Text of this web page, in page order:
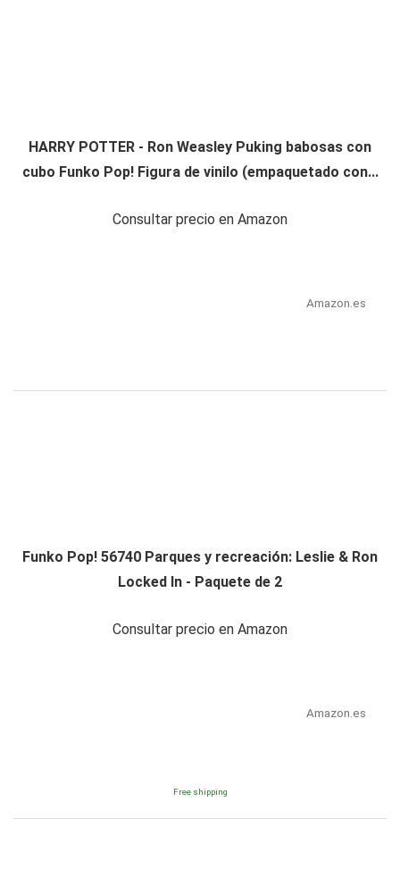
HARRY POTTER - Ron Weasley Puking babosas con
cubo Funko Pop! Figura de vinilo (empaquetado con...
Consultar precio en Amazon
Amazon.es
Funko Pop! 56740 Parques y recreación: Leslie & Ron
Locked In - Paquete de 2
Consultar precio en Amazon
Amazon.es
Free shipping